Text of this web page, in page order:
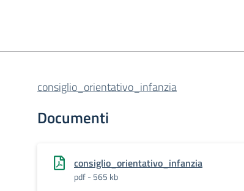
consiglio_orientativo_infanzia
Documenti
consiglio_orientativo_infanzia
pdf - 565 kb